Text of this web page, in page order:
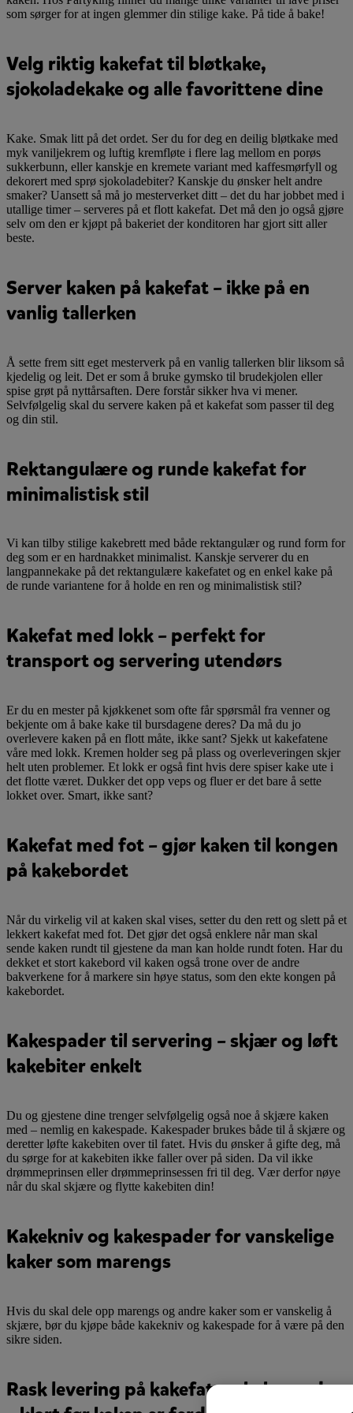
som sørger for at ingen glemmer din stilige kake. På tide å bake!
Velg riktig kakefat til bløtkake,
sjokoladekake og alle favorittene dine
Kake. Smak litt på det ordet. Ser du for deg en deilig bløtkake med
myk vaniljekrem og luftig kremfløte i flere lag mellom en porøs
sukkerbunn, eller kanskje en kremete variant med kaffesmørfyll og
dekorert med sprø sjokoladebiter? Kanskje du ønsker helt andre
smaker? Uansett så må jo mesterverket ditt – det du har jobbet med i
utallige timer – serveres på et flott kakefat. Det må den jo også gjøre
selv om den er kjøpt på bakeriet der konditoren har gjort sitt aller
beste.
Server kaken på kakefat – ikke på en
vanlig tallerken
Å sette frem sitt eget mesterverk på en vanlig tallerken blir liksom så
kjedelig og leit. Det er som å bruke gymsko til brudekjolen eller
spise grøt på nyttårsaften. Dere forstår sikker hva vi mener.
Selvfølgelig skal du servere kaken på et kakefat som passer til deg
og din stil.
Rektangulære og runde kakefat for
minimalistisk stil
Vi kan tilby stilige kakebrett med både rektangulær og rund form for
deg som er en hardnakket minimalist. Kanskje serverer du en
langpannekake på det rektangulære kakefatet og en enkel kake på
de runde variantene for å holde en ren og minimalistisk stil?
Kakefat med lokk – perfekt for
transport og servering utendørs
Er du en mester på kjøkkenet som ofte får spørsmål fra venner og
bekjente om å bake kake til bursdagene deres? Da må du jo
overlevere kaken på en flott måte, ikke sant? Sjekk ut kakefatene
våre med lokk. Kremen holder seg på plass og overleveringen skjer
helt uten problemer. Et lokk er også fint hvis dere spiser kake ute i
det flotte været. Dukker det opp veps og fluer er det bare å sette
lokket over. Smart, ikke sant?
Kakefat med fot – gjør kaken til kongen
på kakebordet
Når du virkelig vil at kaken skal vises, setter du den rett og slett på et
lekkert kakefat med fot. Det gjør det også enklere når man skal
sende kaken rundt til gjestene da man kan holde rundt foten. Har du
dekket et stort kakebord vil kaken også trone over de andre
bakverkene for å markere sin høye status, som den ekte kongen på
kakebordet.
Kakespader til servering – skjær og løft
kakebiter enkelt
Du og gjestene dine trenger selvfølgelig også noe å skjære kaken
med – nemlig en kakespade. Kakespader brukes både til å skjære og
deretter løfte kakebiten over til fatet. Hvis du ønsker å gifte deg, må
du sørge for at kakebiten ikke faller over på siden. Da vil ikke
drømmeprinsen eller drømmeprinsessen fri til deg. Vær derfor nøye
når du skal skjære og flytte kakebiten din!
Kakekniv og kakespader for vanskelige
kaker som marengs
Hvis du skal dele opp marengs og andre kaker som er vanskelig å
skjære, bør du kjøpe både kakekniv og kakespade for å være på den
sikre siden.
Rask levering på kakefat og kakespader